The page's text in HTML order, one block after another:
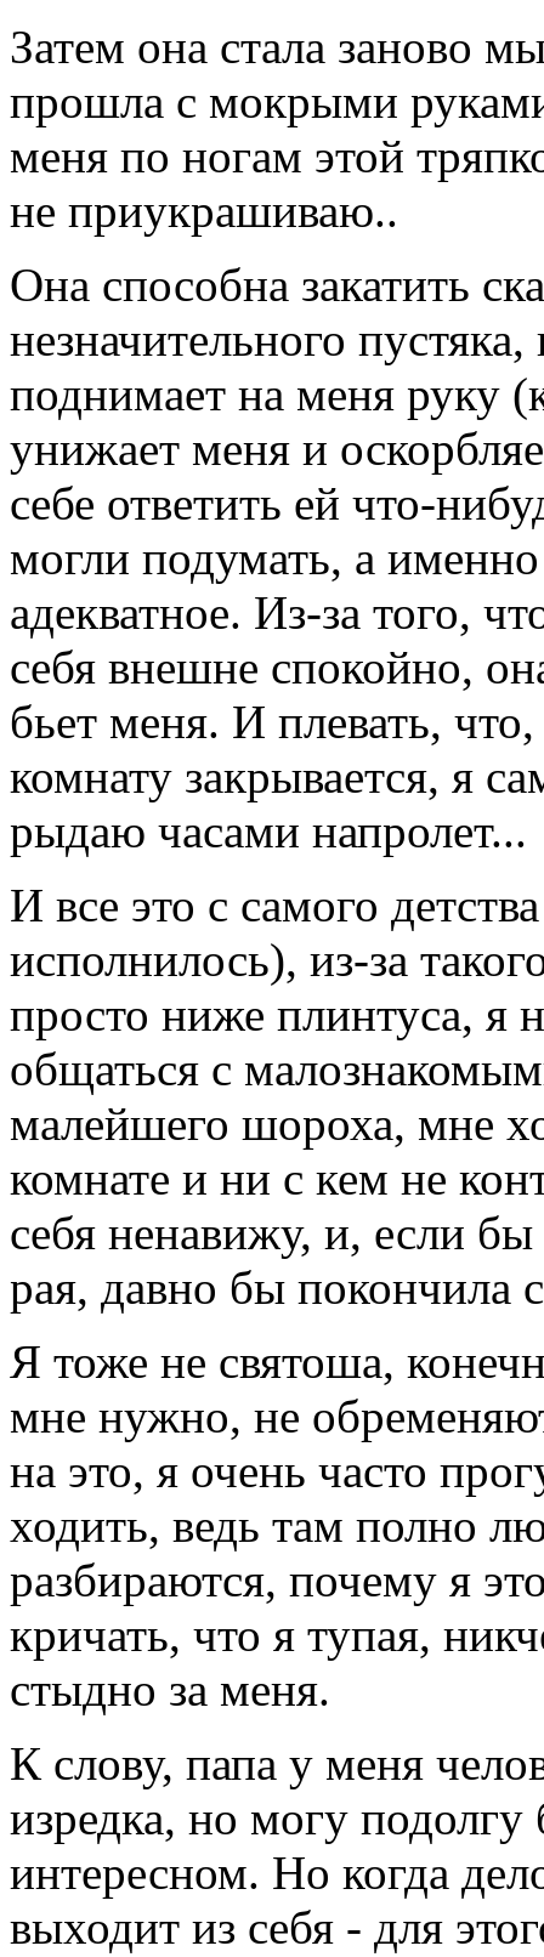
Затем она стала заново
прошла с мокрыми
меня по ногам этой
не приукрашиваю..
Она способна закатить
незначительного
поднимает на меня руку
унижает меня и
себе ответить ей что-
могли подумать, а
адекватное. Из-за того,
себя внешне спокойно,
бьет меня. И плевать,
комнату закрывается, я
рыдаю часами напролет...
И все это с самого
исполнилось), из-за
просто ниже плинтуса, я
общаться с
малейшего шороха, мне
комнате и ни с кем не
себя ненавижу, и, если
рая, давно бы покончила
Я тоже не святоша,
мне нужно, не
на это, я очень часто
ходить, ведь там полно
разбираются, почему я
кричать, что я тупая,
стыдно за меня.
К слову, папа у меня
изредка, но могу
интересном. Но когда
выходит из себя - для